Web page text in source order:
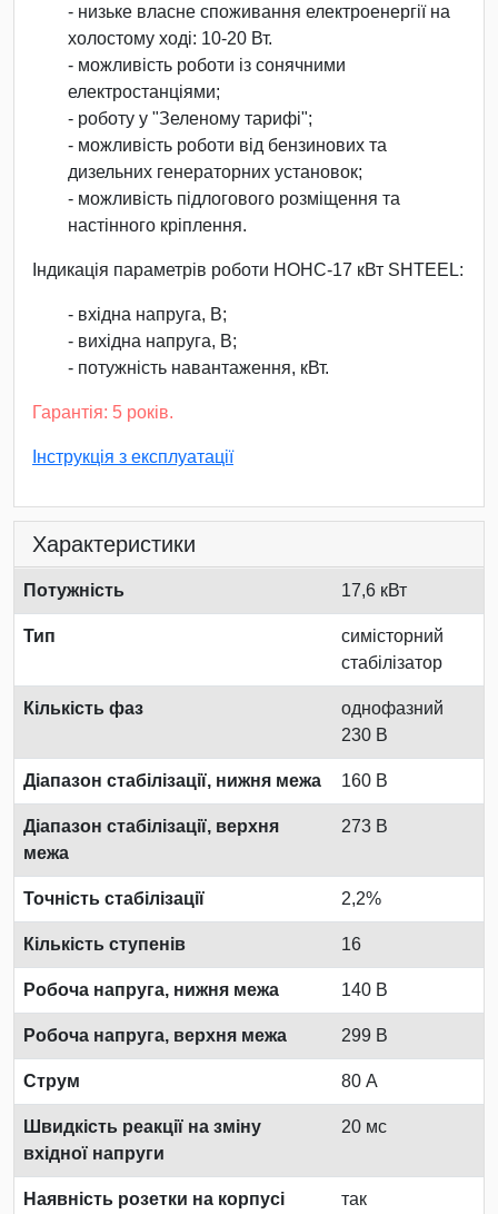
- низьке власне споживання електроенергії на
холостому ході: 10-20 Вт.
- можливість роботи із сонячними
електростанціями;
- роботу у "Зеленому тарифі";
- можливість роботи від бензинових та
дизельних генераторних установок;
- можливість підлогового розміщення та
настінного кріплення.
Індикація параметрів роботи НОНС-17 кВт SHTEEL:
- вхідна напруга, В;
- вихідна напруга, В;
- потужність навантаження, кВт.
Гарантія: 5 років.
Інструкція з експлуатації
Характеристики
Потужність 17,6 кВт
Тип
симісторний
стабілізатор
Кількість фаз
однофазний
230 В
Діапазон стабілізації, нижня межа 160 В
Діапазон стабілізації, верхня
межа
273 В
Точність стабілізації 2,2%
Кількість ступенів 16
Робоча напруга, нижня межа 140 В
Робоча напруга, верхня межа 299 В
Струм 80 А
Швидкість реакції на зміну
вхідної напруги
20 мс
Наявність розетки на корпусі
так